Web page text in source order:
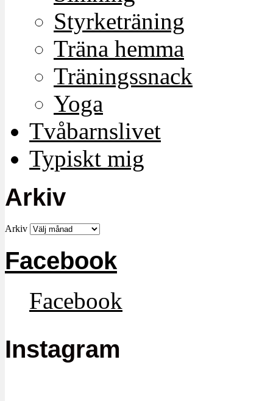
Styrketräning
Träna hemma
Träningssnack
Yoga
Tvåbarnslivet
Typiskt mig
Arkiv
Arkiv
Facebook
Facebook
Instagram